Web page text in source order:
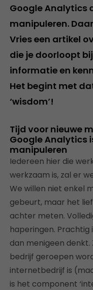
Google Analytics
manipuleren.
Vries een artikel
die je doorloopt
informatie en
Het begint met
‘wisdom’!
Tijd voor nieuwe
Google Analytics
manipuleren
Iedereen hier die
werkzaam is, zal er
We willen niet enkel
gebeurt, maar het
achter meten.
haperingen. Prachtig
dan menigeen
bedrijf geroepen
internetbedrijf is
is het component